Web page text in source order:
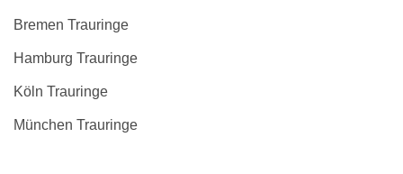
Bremen Trauringe
Hamburg Trauringe
Köln Trauringe
München Trauringe